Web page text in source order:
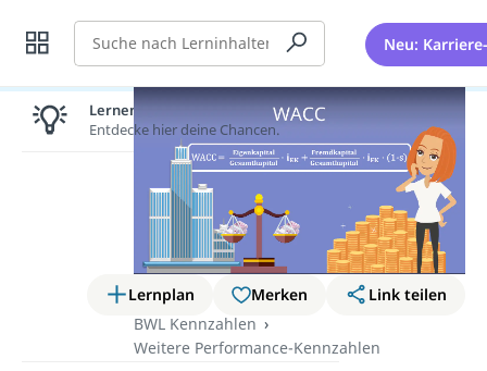
Suche Neu:
Lernplan Merken
Link teilen
BWL Kennzahlen
Weitere Performance-Kennzahlen
Lernen lohnt sich!
Entdecke hier deine Chancen.